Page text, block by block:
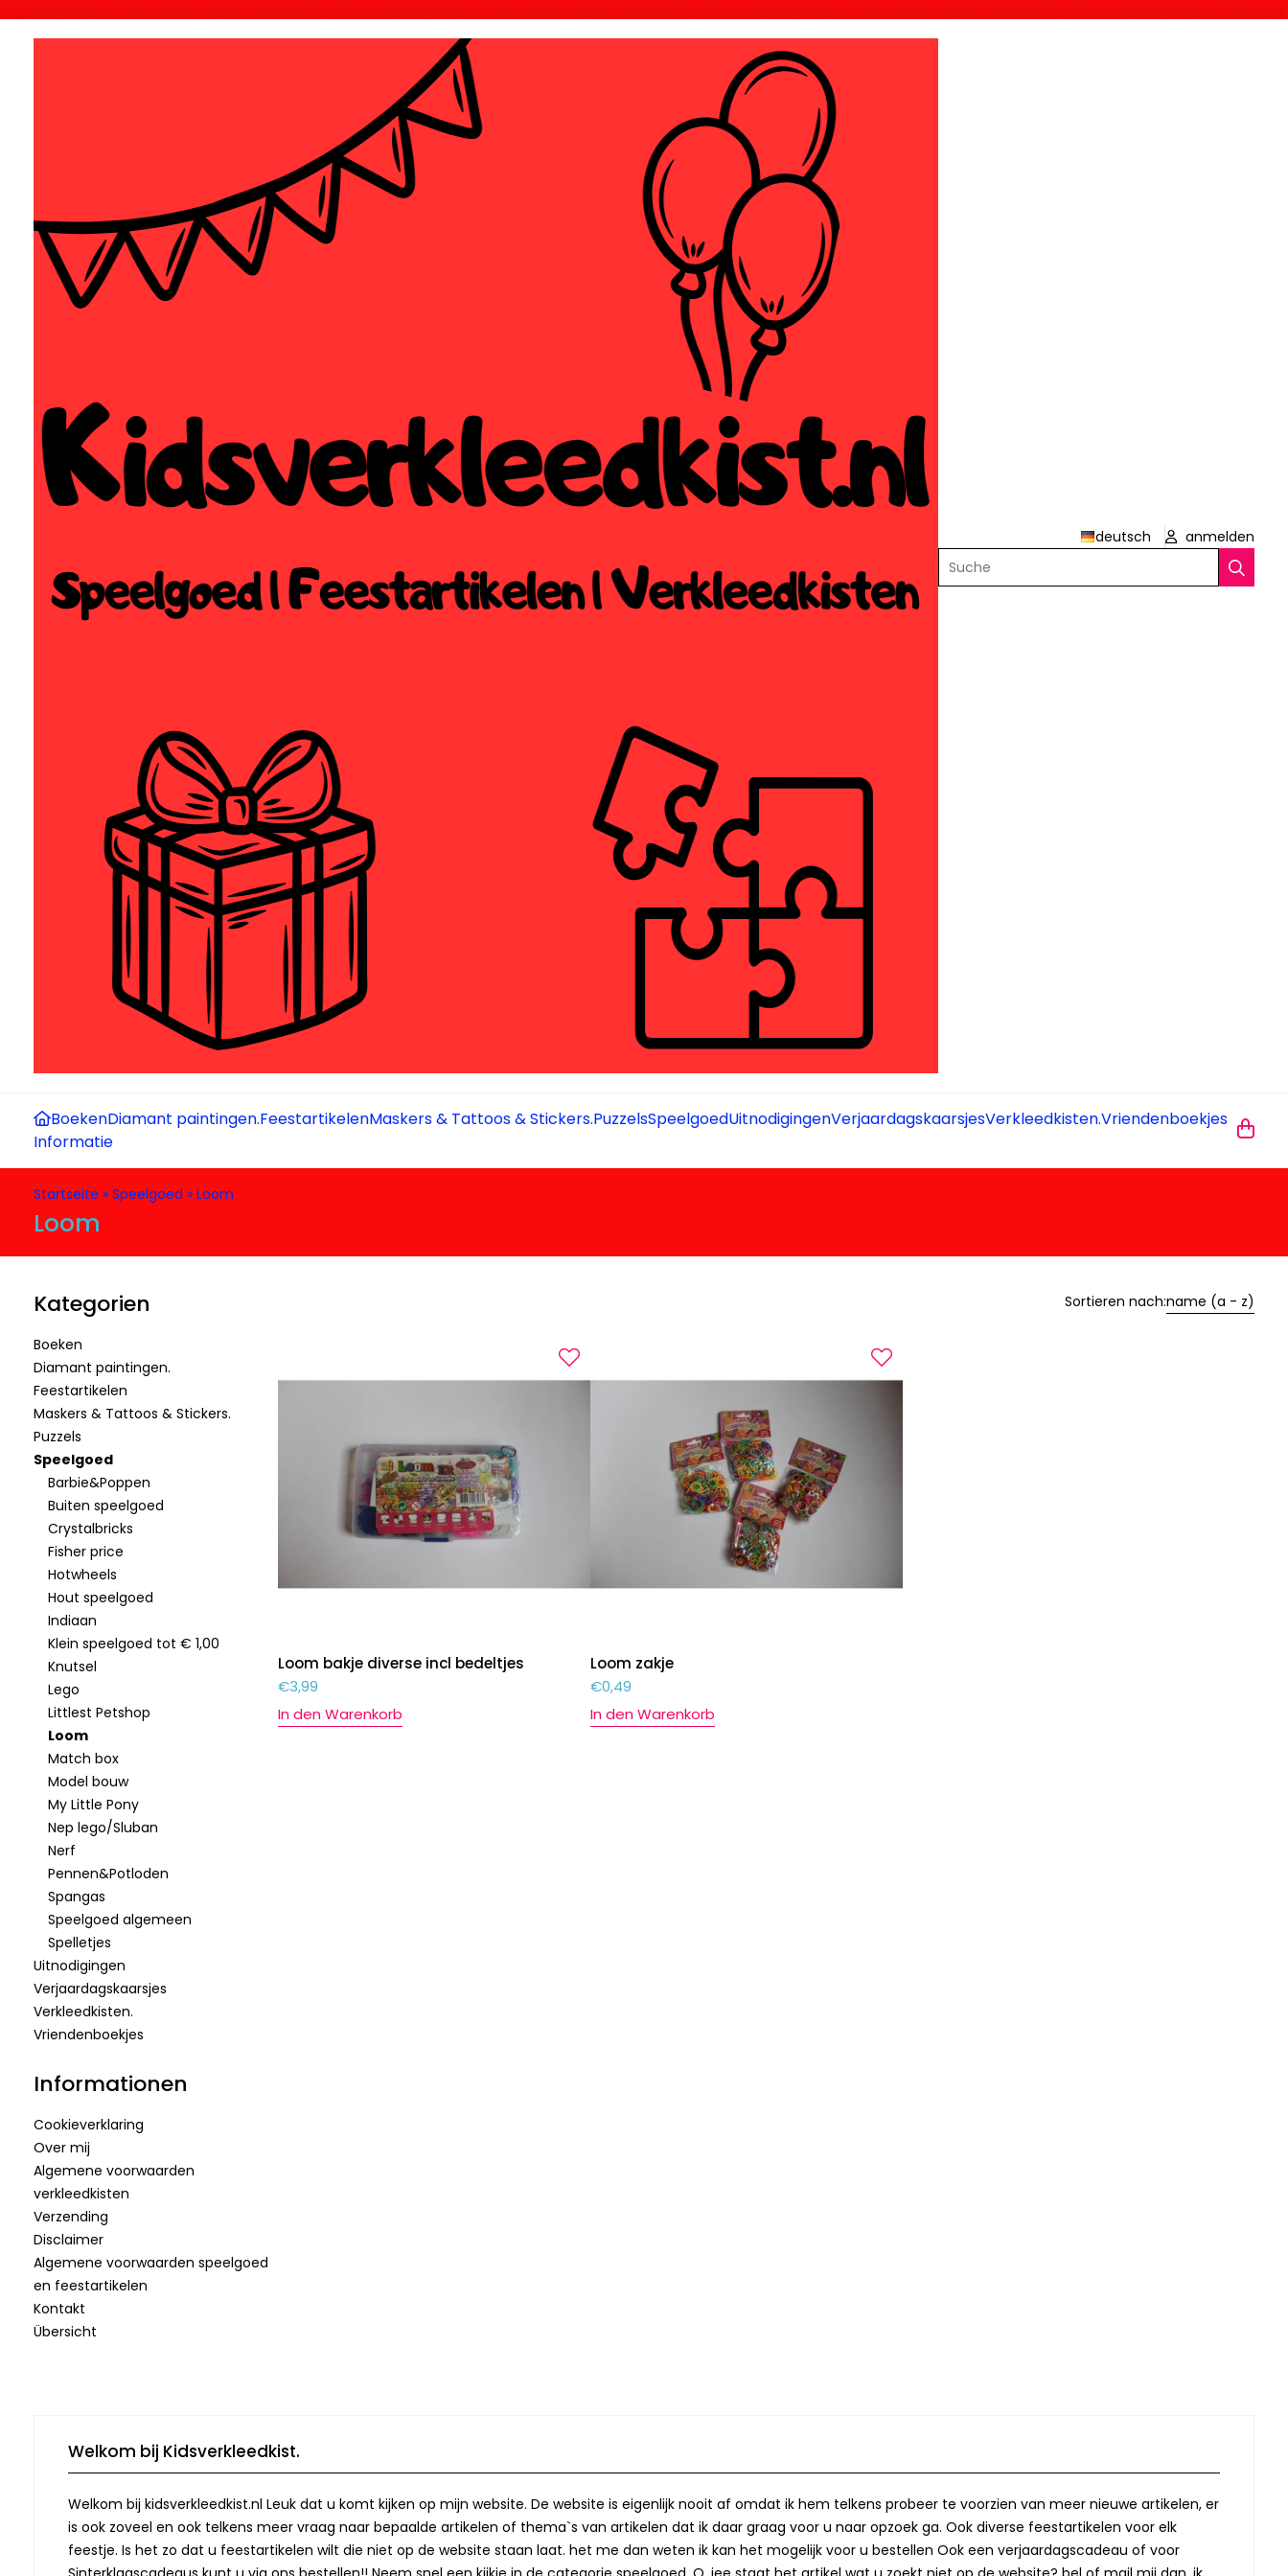
deutsch
anmelden
Suche
BoekenDiamant paintingen.FeestartikelenMaskers & Tattoos & Stickers.PuzzelsSpeelgoedUitnodigingenVerjaardagskaarsjesVerkleedkisten.Vriendenboekjes
Informatie
Startseite » Speelgoed » Loom
Loom
Kategorien
Boeken
Diamant paintingen.
Feestartikelen
Maskers & Tattoos & Stickers.
Puzzels
Speelgoed
Barbie&Poppen
Buiten speelgoed
Crystalbricks
Fisher price
Hotwheels
Hout speelgoed
Indiaan
Klein speelgoed tot € 1,00
Knutsel
Lego
Littlest Petshop
Loom
Match box
Model bouw
My Little Pony
Nep lego/Sluban
Nerf
Pennen&Potloden
Spangas
Speelgoed algemeen
Spelletjes
Uitnodigingen
Verjaardagskaarsjes
Verkleedkisten.
Vriendenboekjes
Informationen
Cookieverklaring
Over mij
Algemene voorwaarden
verkleedkisten
Verzending
Disclaimer
Algemene voorwaarden speelgoed
en feestartikelen
Kontakt
Übersicht
Sortieren nach:name (a - z)
Loom bakje diverse incl bedeltjes
€3,99
In den Warenkorb
Loom zakje
€0,49
In den Warenkorb
Welkom bij Kidsverkleedkist.
Welkom bij kidsverkleedkist.nl Leuk dat u komt kijken op mijn website. De website is eigenlijk nooit af omdat ik hem telkens probeer te voorzien van meer nieuwe artikelen, er
is ook zoveel en ook telkens meer vraag naar bepaalde artikelen of thema`s van artikelen dat ik daar graag voor u naar opzoek ga. Ook diverse feestartikelen voor elk
feestje. Is het zo dat u feestartikelen wilt die niet op de website staan laat. het me dan weten ik kan het mogelijk voor u bestellen Ook een verjaardagscadeau of voor